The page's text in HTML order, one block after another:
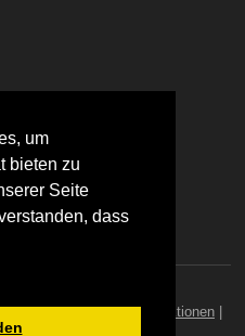
um
bieten zu
Seite
dass
|Kontakt/Impressum Aktionen|
Sitemap